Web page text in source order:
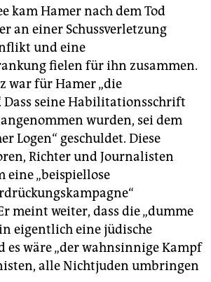
kam Hamer nach dem Tod
an einer Schussverletzung
und eine
fielen für ihn zusammen.
war für Hamer „die
seine Habilitationsschrift
wurden, sei dem
Logen“ geschuldet. Diese
Richter und Journalisten
eine „beispiellose
meint weiter, dass die „dumme
eigentlich eine jüdische
es wäre „der wahnsinnige Kampf
alle Nichtjuden umbringen